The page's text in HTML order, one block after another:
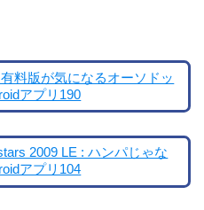
料版が気になるオーソドッ
アプリ190
2009 LE : ハンパじゃな
アプリ104